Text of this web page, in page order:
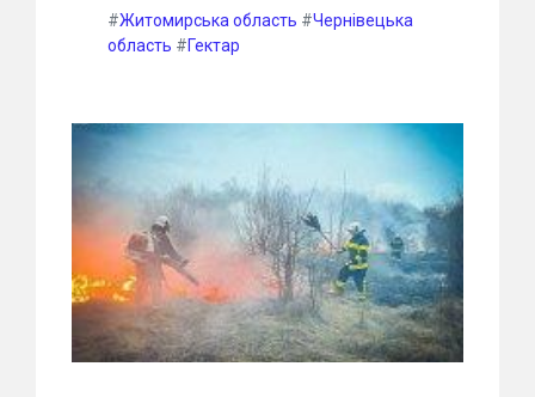
#Житомирська область #Чернівецька
область #Гектар